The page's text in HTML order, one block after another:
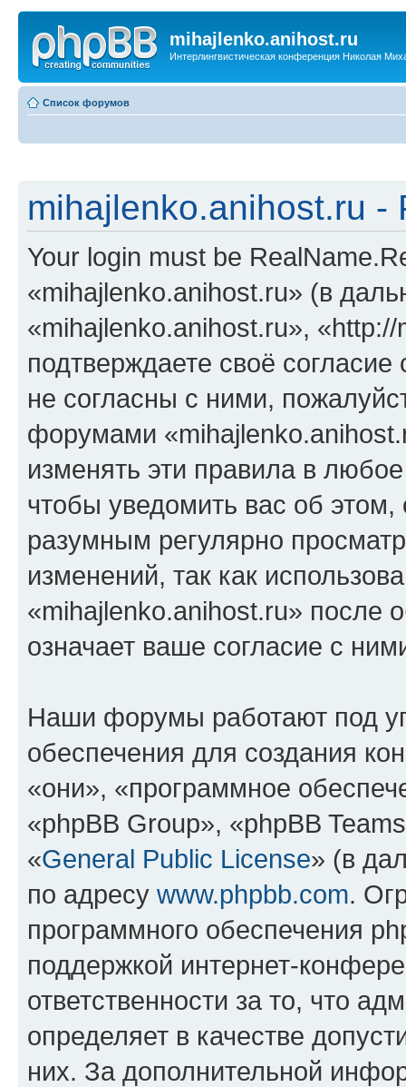
mihajlenko.anihost.ru
Интерлингвистическая конференция Николая
Список форумов
mihajlenko.anihost.ru -
Your login must be
«mihajlenko.anihost.ru» (в
«mihajlenko.anihost.ru»,
подтверждаете своё
не согласны с ними,
форумами
изменять эти правила в
чтобы уведомить вас об
разумным регулярно
изменений, так как
«mihajlenko.anihost.ru» после
означает ваше согласие с
Наши форумы работают под
обеспечения для создания
«они», «программное
«phpBB Group», «phpBB
«General Public License» (в
по адресу www.phpbb.com.
программного обеспечения
поддержкой интернет-
ответственности за то, что
определяет в качестве
них. За дополнительной